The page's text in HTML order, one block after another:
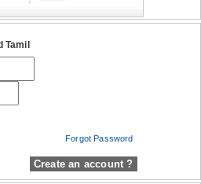
Tamil
Forgot Password
Create an account ?